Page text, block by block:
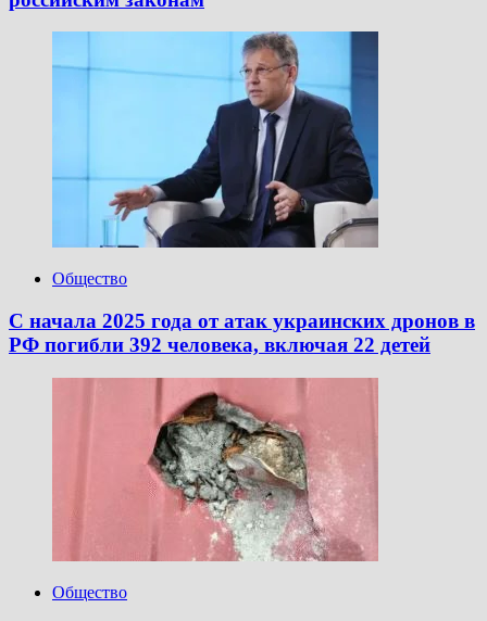
Общество
С начала 2025 года от атак украинских дронов в
РФ погибли 392 человека, включая 22 детей
Общество